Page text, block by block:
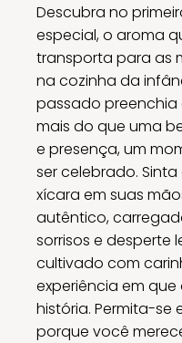
Descubra no
especial, o aroma
transporta para as
na cozinha da
passado
mais do que uma
e presença, um
ser celebrado.
xícara em suas
autêntico,
sorrisos e desperte
cultivado com
experiência em
história. Permita-se
porque você